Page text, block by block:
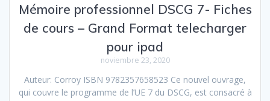
Mémoire professionnel DSCG 7- Fiches
de cours – Grand Format telecharger
pour ipad
noviembre 23, 2020
Auteur: Corroy ISBN 9782357658523 Ce nouvel ouvrage,
qui couvre le programme de l’UE 7 du DSCG, est consacré à